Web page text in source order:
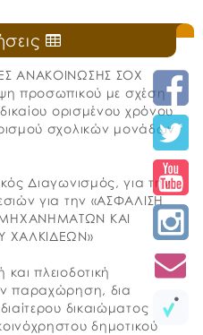
ΑΝΑΚΟΙΝΩΣΗΣ ΣΟΧ
προσωπικού με σχέση
ορισμένου χρόνου
σχολικών μονάδων
Διαγωνισμός, για την
για την «ΑΣΦΑΛΙΣΗ
ΚΑΙ
ΧΑΛΚΙΔΕΩΝ»
πλειοδοτική
παραχώρηση, δια
δικαιώματος
δημοτικού